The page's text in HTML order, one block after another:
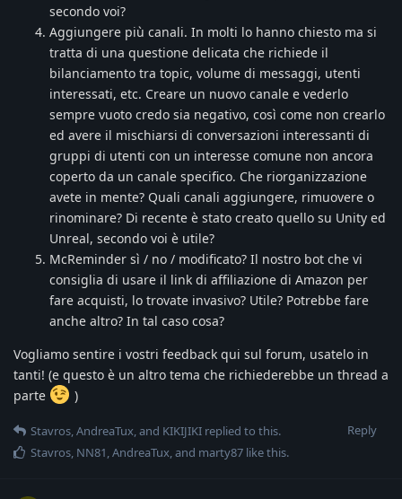
secondo voi?
Aggiungere più canali. In molti lo hanno chiesto ma si
tratta di una questione delicata che richiede il
bilanciamento tra topic, volume di messaggi, utenti
interessati, etc. Creare un nuovo canale e vederlo
sempre vuoto credo sia negativo, così come non crearlo
ed avere il mischiarsi di conversazioni interessanti di
gruppi di utenti con un interesse comune non ancora
coperto da un canale specifico. Che riorganizzazione
avete in mente? Quali canali aggiungere, rimuovere o
rinominare? Di recente è stato creato quello su Unity ed
Unreal, secondo voi è utile?
McReminder sì / no / modificato? Il nostro bot che vi
consiglia di usare il link di affiliazione di Amazon per
fare acquisti, lo trovate invasivo? Utile? Potrebbe fare
anche altro? In tal caso cosa?
Vogliamo sentire i vostri feedback qui sul forum, usatelo in
tanti! (e questo è un altro tema che richiederebbe un thread a
parte
)
Reply
Stavros,AndreaTux, and KIKIJIKI replied to this.
Stavros, NN81,AndreaTux, and marty87 like this.